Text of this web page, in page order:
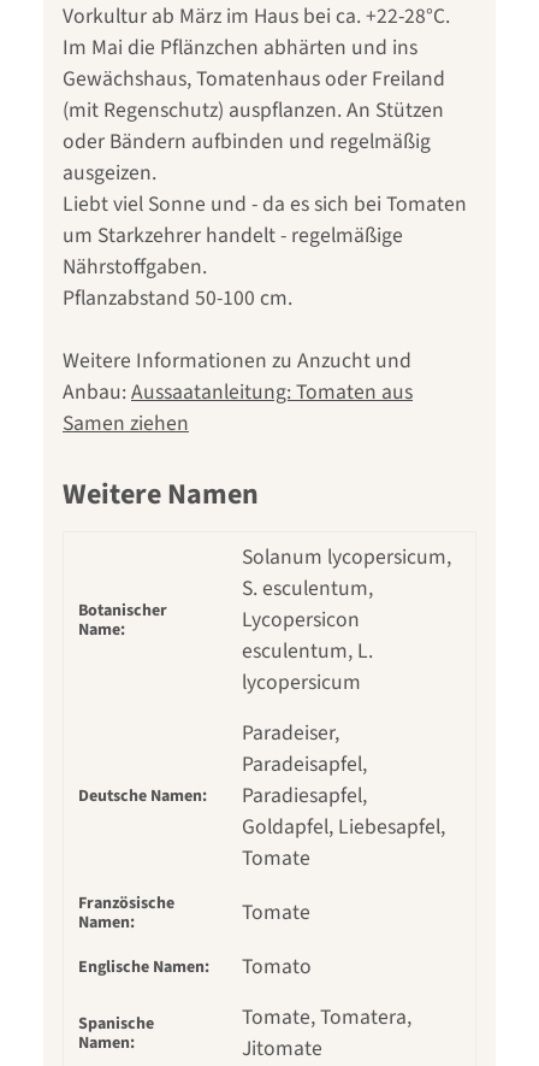
Vorkultur ab März im Haus bei ca. +22-28°C.
Im Mai die Pflänzchen abhärten und ins
Gewächshaus, Tomatenhaus oder Freiland
(mit Regenschutz) auspflanzen. An Stützen
oder Bändern aufbinden und regelmäßig
ausgeizen.
Liebt viel Sonne und - da es sich bei Tomaten
um Starkzehrer handelt - regelmäßige
Nährstoffgaben.
Pflanzabstand 50-100 cm.
Weitere Informationen zu Anzucht und
Anbau: Aussaatanleitung: Tomaten aus
Samen ziehen
Weitere Namen
Botanischer
Name:
Solanum lycopersicum,
S. esculentum,
Lycopersicon
esculentum, L.
lycopersicum
Deutsche Namen:
Paradeiser,
Paradeisapfel,
Paradiesapfel,
Goldapfel, Liebesapfel,
Tomate
Französische
Namen:
Tomate
Englische Namen: Tomato
Spanische
Namen:
Tomate, Tomatera,
Jitomate